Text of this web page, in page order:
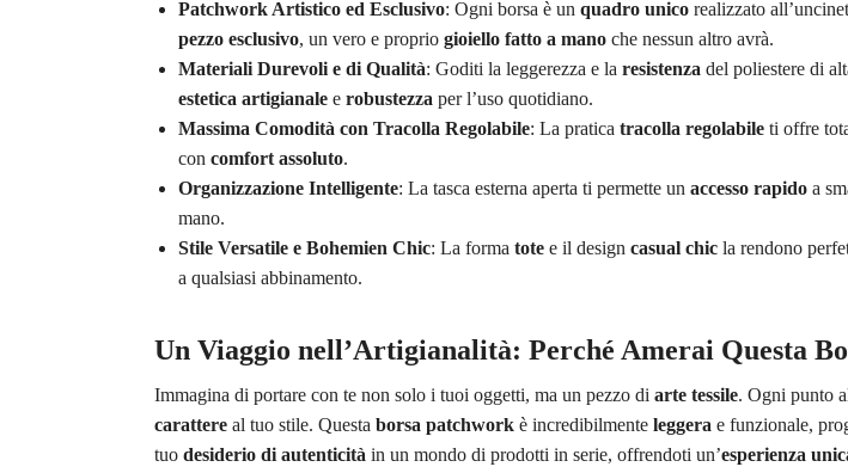
Patchwork Artistico ed Esclusivo: Ogni borsa è un quadro unicorealizzato
pezzo esclusivo, un vero e proprio gioiello fatto a manoche nessun altro avrà.
Materiali Durevoli e di Qualità: Goditi la leggerezza e la resistenzadel poliestere di
estetica artigianalee robustezzaper l’uso quotidiano.
Massima Comodità con Tracolla Regolabile: La pratica tracolla regolabileti offre
con comfort assoluto.
Organizzazione Intelligente: La tasca esterna aperta ti permette un accesso rapidoa
mano.
Stile Versatile e Bohemien Chic: La forma totee il design casual chicla rendono
a qualsiasi abbinamento.
Un Viaggio nell’Artigianalità: Perché Amerai Questa
Immagina di portare con te non solo i tuoi oggetti, ma un pezzo di arte tessile. Ogni punto
carattereal tuo stile. Questa borsa patchworkè incredibilmente leggera e funzionale,
tuo desiderio di autenticità in un mondo di prodotti in serie, offrendoti un’esperienza